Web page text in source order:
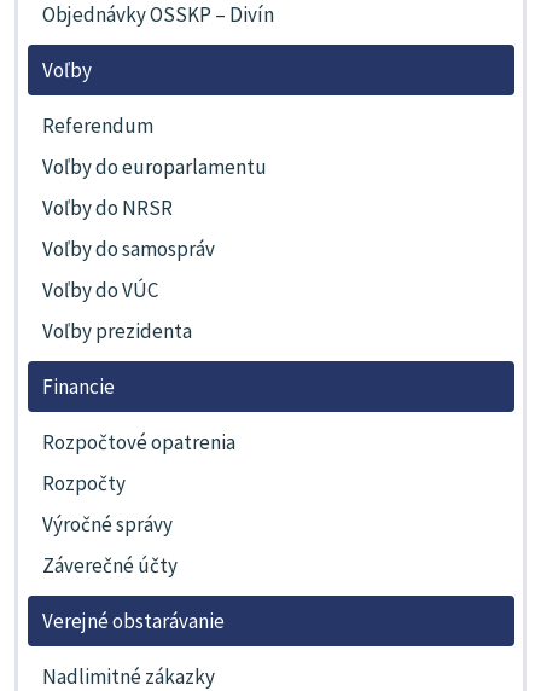
Objednávky OSSKP – Divín
Voľby
Referendum
Voľby do europarlamentu
Voľby do NRSR
Voľby do samospráv
Voľby do VÚC
Voľby prezidenta
Financie
Rozpočtové opatrenia
Rozpočty
Výročné správy
Záverečné účty
Verejné obstarávanie
Nadlimitné zákazky